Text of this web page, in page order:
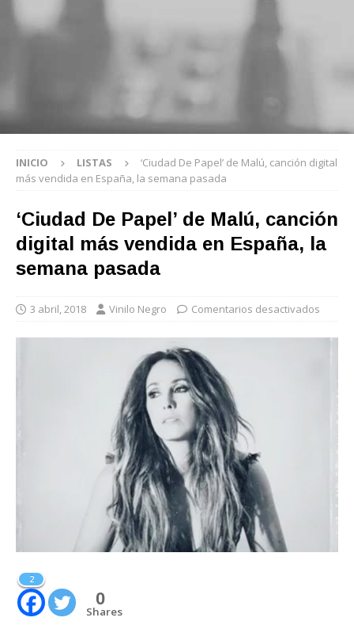
INICIO LISTAS
‘Ciudad De Papel’ de Malú, canción digital
más vendida en España, la semana pasada
‘Ciudad De Papel’ de Malú, canción
digital más vendida en España, la
semana pasada
3 abril, 2018 Vinilo Negro Comentarios desactivados
2
0
Shares